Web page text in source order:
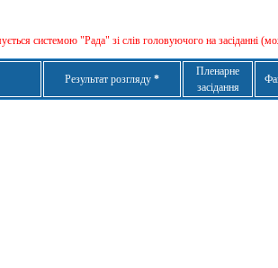
сиcтемою "Рада" зі слів головуючого на засіданні
Результат розгляду *
Пленарне
засідання